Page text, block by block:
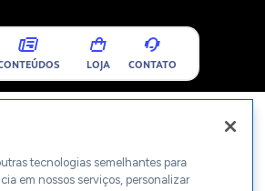
LOJA CONTATO
tecnologias semelhantes para
em nossos serviços, personalizar